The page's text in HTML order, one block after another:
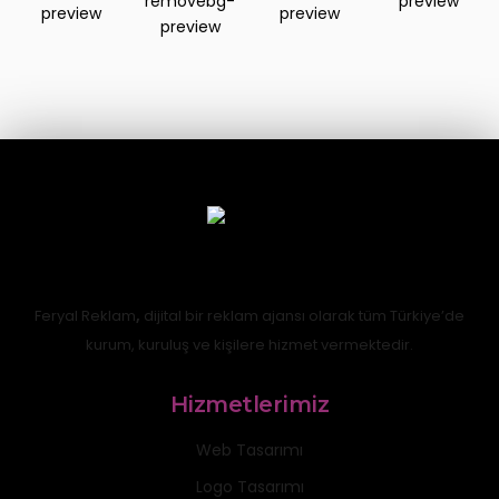
Feryal Reklam, dijital bir reklam ajansı olarak tüm Türkiye’de
kurum, kuruluş ve kişilere hizmet vermektedir.
Hizmetlerimiz
Web Tasarımı
Logo Tasarımı